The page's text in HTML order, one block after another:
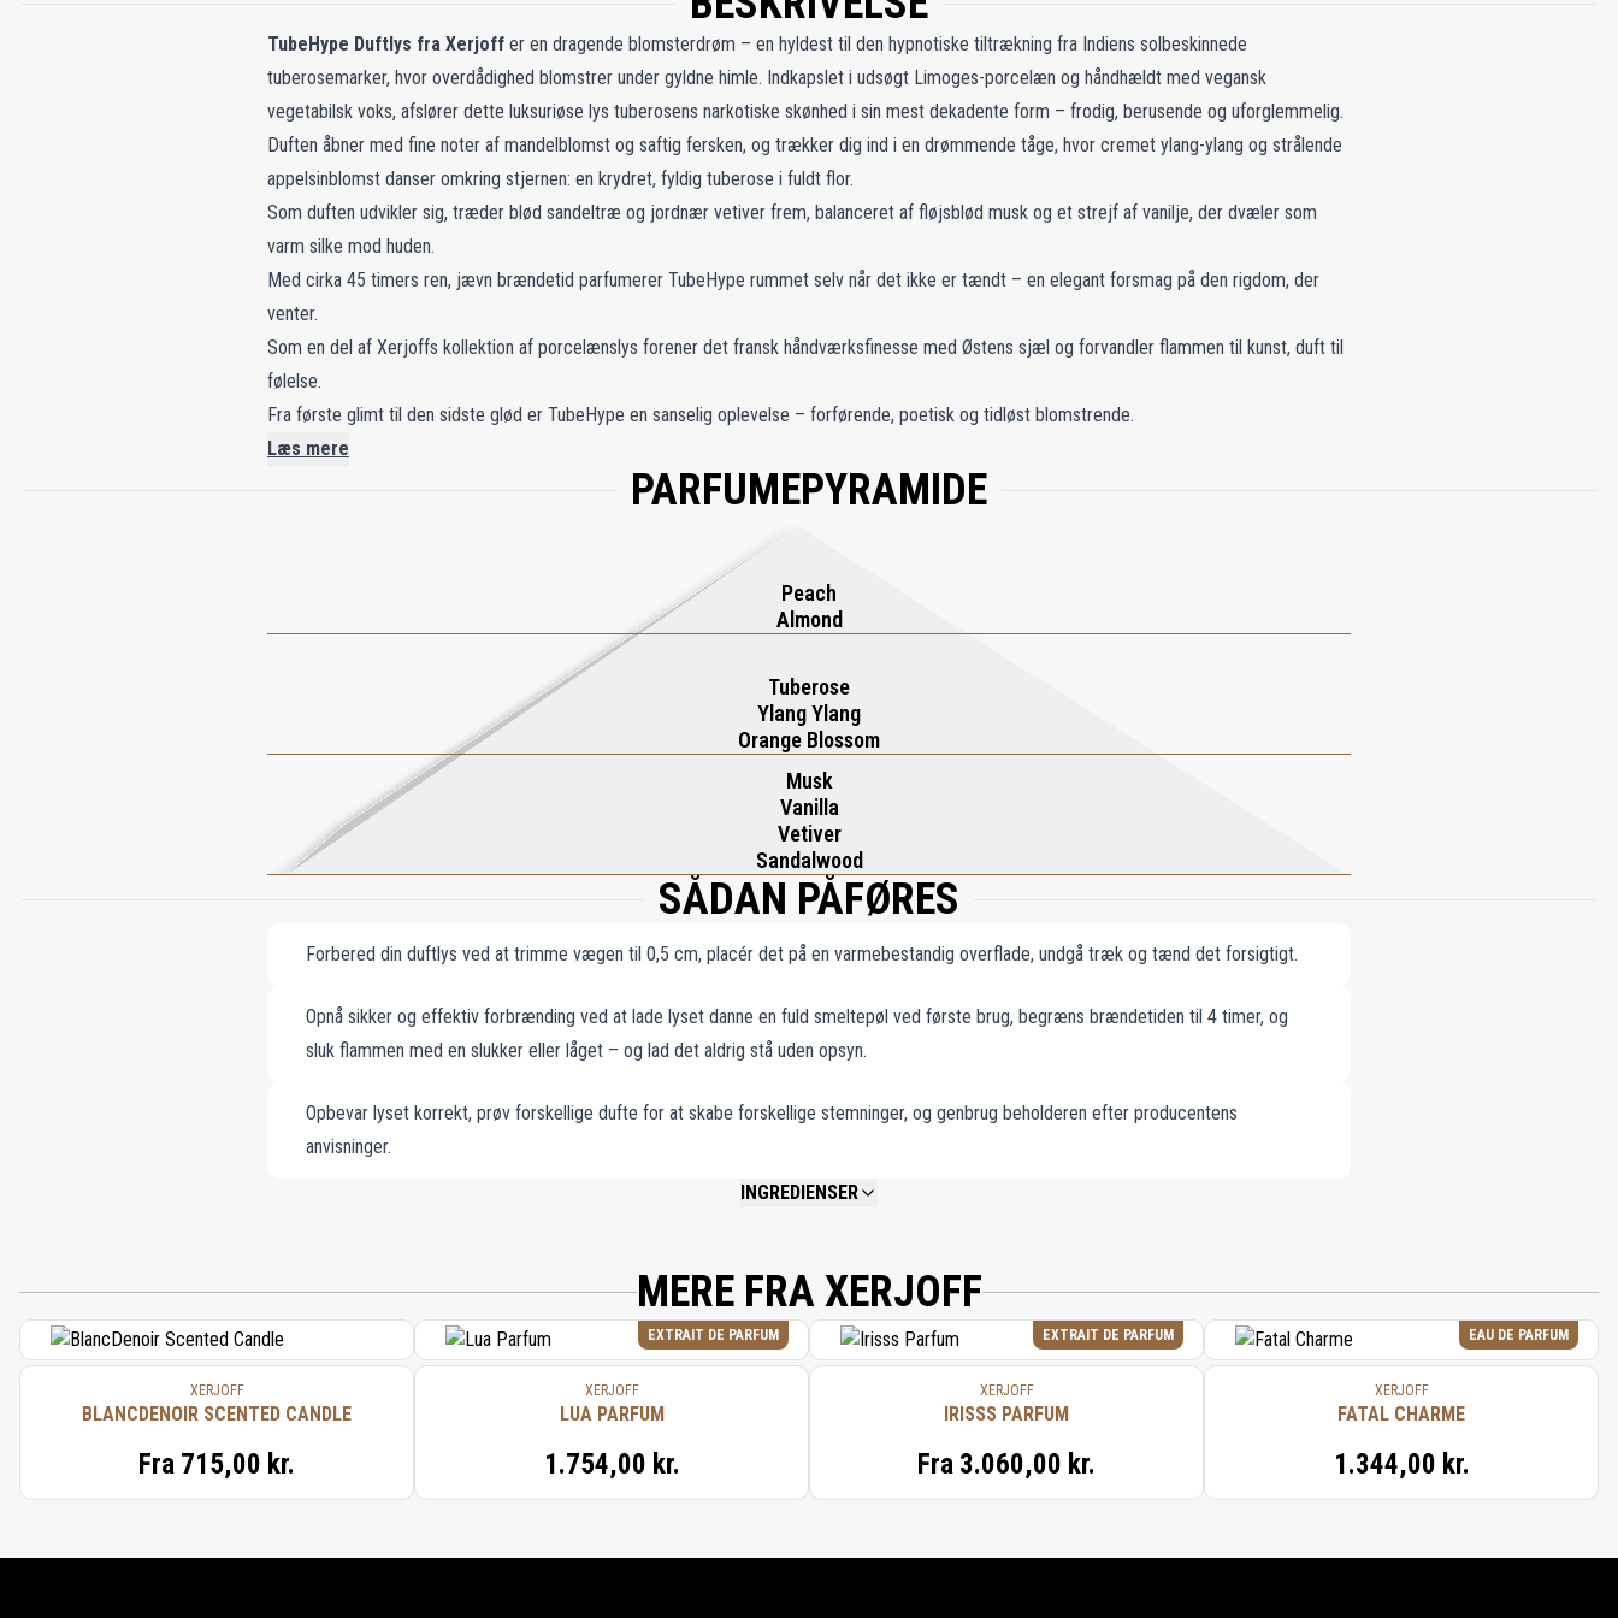
TubeHype Duftlys fra Xerjoff er en dragende blomsterdrøm – en hyldest til den hypnotiske tiltrækning fra Indiens solbeskinnede
tuberosemarker, hvor overdådighed blomstrer under gyldne himle. Indkapslet i udsøgt Limoges-porcelæn og håndhældt med vegansk
vegetabilsk voks, afslører dette luksuriøse lys tuberosens narkotiske skønhed i sin mest dekadente form – frodig, berusende og uforglemmelig.
Duften åbner med fine noter af mandelblomst og saftig fersken, og trækker dig ind i en drømmende tåge, hvor cremet ylang-ylang og strålende
appelsinblomst danser omkring stjernen: en krydret, fyldig tuberose i fuldt flor.
Som duften udvikler sig, træder blød sandeltræ og jordnær vetiver frem, balanceret af fløjsblød musk og et strejf af vanilje, der dvæler som
varm silke mod huden.
Med cirka 45 timers ren, jævn brændetid parfumerer TubeHype rummet selv når det ikke er tændt – en elegant forsmag på den rigdom, der
venter.
Som en del af Xerjoffs kollektion af porcelænslys forener det fransk håndværksfinesse med Østens sjæl og forvandler flammen til kunst, duft til
følelse.
Fra første glimt til den sidste glød er TubeHype en sanselig oplevelse – forførende, poetisk og tidløst blomstrende.
Læs mere
PARFUMEPYRAMIDE
Peach
Almond
Tuberose
Ylang Ylang
Orange Blossom
Musk
Vanilla
Vetiver
Sandalwood
SÅDAN PÅFØRES
Forbered din duftlys ved at trimme vægen til 0,5 cm, placér det på en varmebestandig overflade, undgå træk og tænd det forsigtigt.
Opnå sikker og effektiv forbrænding ved at lade lyset danne en fuld smeltepøl ved første brug, begræns brændetiden til 4 timer, og
sluk flammen med en slukker eller låget – og lad det aldrig stå uden opsyn.
Opbevar lyset korrekt, prøv forskellige dufte for at skabe forskellige stemninger, og genbrug beholderen efter producentens
anvisninger.
INGREDIENSER
MERE FRA XERJOFF
XERJOFF
BLANCDENOIR SCENTED CANDLE
Fra 715,00 kr.
EXTRAIT DE PARFUM
XERJOFF
LUA PARFUM
1.754,00 kr.
EXTRAIT DE PARFUM
XERJOFF
IRISSS PARFUM
Fra 3.060,00 kr.
EAU DE PARFUM
XERJOFF
FATAL CHARME
1.344,00 kr.